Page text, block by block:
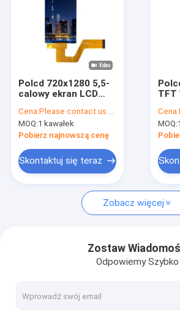
Pokaz VR
O nas
Sprawy
Wyświetlacz TFT LCD
wyświetlacz lcd ips tft
Ekran dotykowy TFT
Polcd 720x1280 5,5-
calowy ekran LCD
Cena:Please contact us for latest price
MOQ:1 kawałek
Pobierz najnowszą cenę
Skontaktuj się teraz
TFT
Lcd
Cena:
MOQ:
Zobacz więcej
Zostaw
Odpowiemy Szybko